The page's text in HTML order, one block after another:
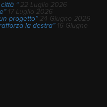
“ 22 Luglio 2026
17 Luglio 2026
progetto” 24 Giugno 2026
la destra” 16 Giugno